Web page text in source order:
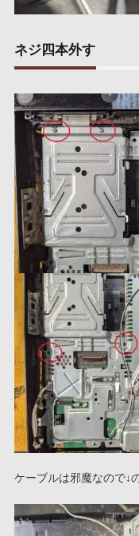
ネジ四本外す
ケーブルは邪魔なので↓